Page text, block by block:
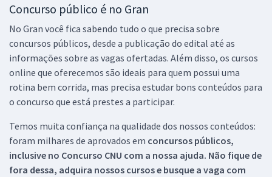
Concurso público é no Gran
No Gran você fica sabendo tudo o que precisa sobre
concursos públicos, desde a publicação do edital até as
informações sobre as vagas ofertadas. Além disso, os cursos
online que oferecemos são ideais para quem possui uma
rotina bem corrida, mas precisa estudar bons conteúdos para
o concurso que está prestes a participar.
Temos muita confiança na qualidade dos nossos conteúdos:
foram milhares de aprovados em concursos públicos,
inclusive no Concurso CNU com a nossa ajuda. Não fique de
fora dessa, adquira nossos cursos e busque a vaga com